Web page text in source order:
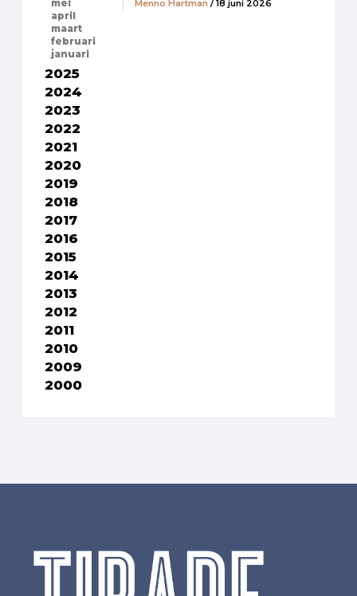
mei
april
maart
februari
januari
2025
2024
2023
2022
2021
2020
2019
2018
2017
2016
2015
2014
2013
2012
2011
2010
2009
2000
Menno Hartman / 18 juni 2026